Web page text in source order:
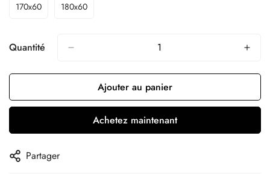
170x60 180x60
Quantité
Ajouter au panier
Achetez maintenant
Partager